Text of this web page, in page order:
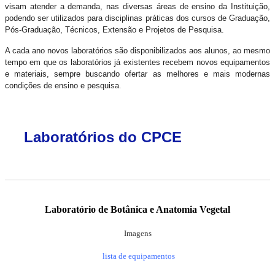
visam atender a demanda, nas diversas áreas de ensino da Instituição,
podendo ser utilizados para disciplinas práticas dos cursos de Graduação,
Pós-Graduação, Técnicos, Extensão e Projetos de Pesquisa.
A cada ano novos laboratórios são disponibilizados aos alunos, ao mesmo
tempo em que os laboratórios já existentes recebem novos equipamentos
e materiais, sempre buscando ofertar as melhores e mais modernas
condições de ensino e pesquisa.
Laboratórios do CPCE
Laboratório de Botânica e Anatomia Vegetal
Imagens
lista de equipamentos